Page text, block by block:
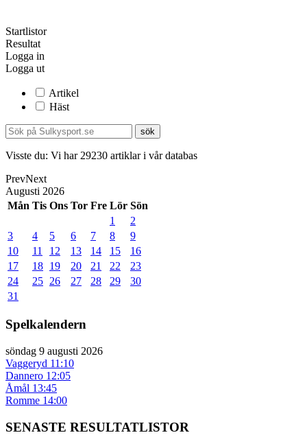
Startlistor
Resultat
Logga in
Logga ut
Artikel
Häst
Visste du: Vi har 29230 artiklar i vår databas
PrevNext
Augusti 2026
Mån Tis Ons Tor Fre Lör Sön
1
2
3
4 5 6 7 8
9
10
11 12 13 14 15
16
17
18 19 20 21 22
23
24
25 26 27 28 29
30
31
Spelkalendern
söndag 9 augusti 2026
Vaggeryd 11:10
Dannero 12:05
Åmål 13:45
Romme 14:00
SENASTE RESULTATLISTOR